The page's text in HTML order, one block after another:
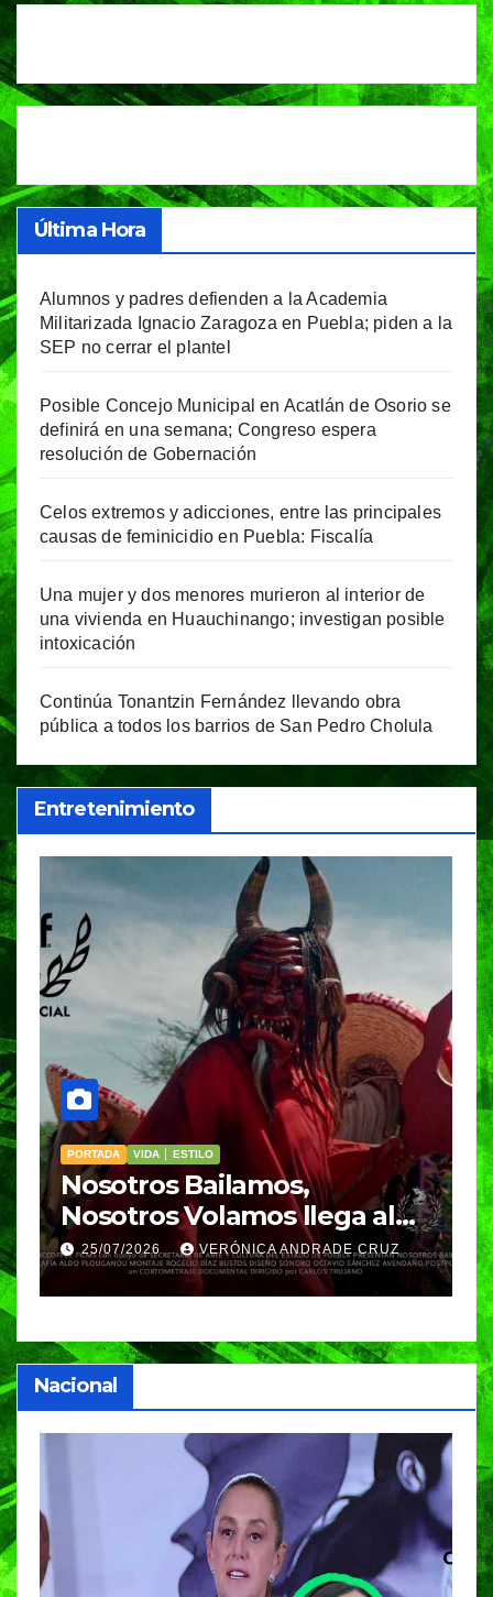
Última Hora
Alumnos y padres defienden a la Academia
Militarizada Ignacio Zaragoza en Puebla; piden a la
SEP no cerrar el plantel
Posible Concejo Municipal en Acatlán de Osorio se
definirá en una semana; Congreso espera
resolución de Gobernación
Celos extremos y adicciones, entre las principales
causas de feminicidio en Puebla: Fiscalía
Una mujer y dos menores murieron al interior de
una vivienda en Huauchinango; investigan posible
intoxicación
Continúa Tonantzin Fernández llevando obra
pública a todos los barrios de San Pedro Cholula
Entretenimiento
PORTADA VIDA │ ESTILO
Nosotros Bailamos,
Nosotros Volamos llega al
GIFF
25/07/2026 VERÓNICA ANDRADE CRUZ
Nacional